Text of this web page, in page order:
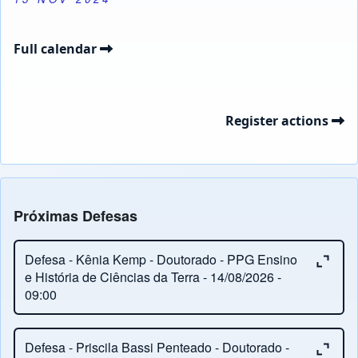
Full calendar
Register actions
Próximas Defesas
Defesa - Kênia Kemp - Doutorado - PPG Ensino
e História de Ciências da Terra - 14/08/2026 -
09:00
Close or Open tab vvja-pane-37322017-1-pane
Orientação:
Ronaldo Barbosa
Defesa - Priscila Bassi Penteado - Doutorado -
Close or Open tab vvja-pane-37322017-2-pane